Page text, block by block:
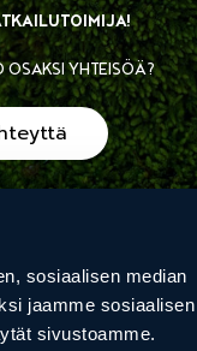
sosiaalisen median
jaamme
sivustoamme.
OSAKSI YHTEISÖÄ?